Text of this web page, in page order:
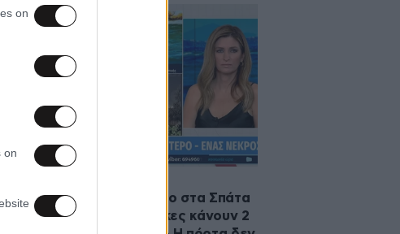
on
on
Δυστύχημα με ελικόπτερο στα Σπάτα
– Καλλιακμάνης: «Οι έλικες κάνουν 2